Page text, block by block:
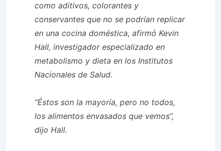
como aditivos, colorantes y
conservantes que no se podrían replicar
en una cocina doméstica, afirmó Kevin
Hall, investigador especializado en
metabolismo y dieta en los Institutos
Nacionales de Salud.
“Éstos son la mayoría, pero no todos,
los alimentos envasados ​​que vemos”,
dijo Hall.